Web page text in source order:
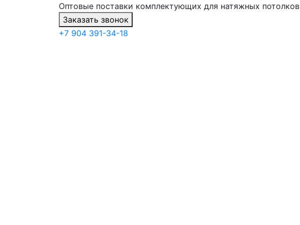
Оптовые поставки комплектующих для натяжных потолков
Заказать звонок
+7 904 391-34-18